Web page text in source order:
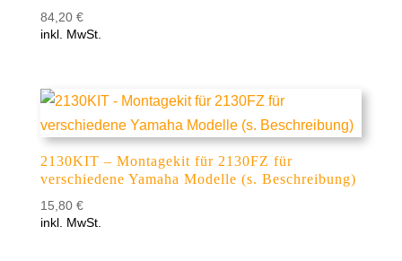
84,20 €
inkl. MwSt.
2130KIT – Montagekit für 2130FZ für
verschiedene Yamaha Modelle (s. Beschreibung)
15,80 €
inkl. MwSt.